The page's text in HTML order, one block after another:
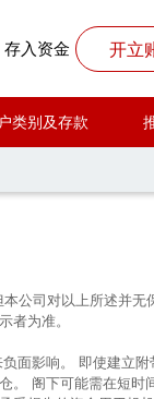
存入资金 开立
类别及存款
公司对以上所述并
者为准。
面影响。 即使建立
阁下可能需在短